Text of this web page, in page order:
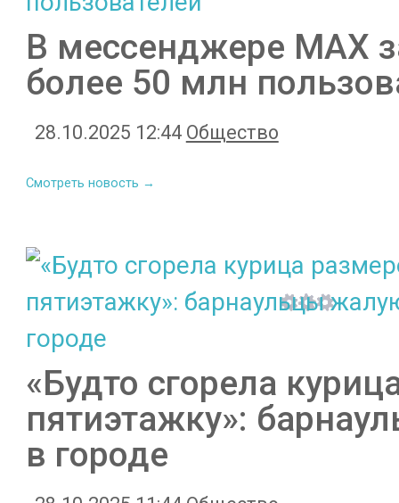
В мессенджере MAX
более 50 млн
28.10.2025 12:44 Общество
Смотреть новость →
«Будто сгорела
пятиэтажку»:
в городе